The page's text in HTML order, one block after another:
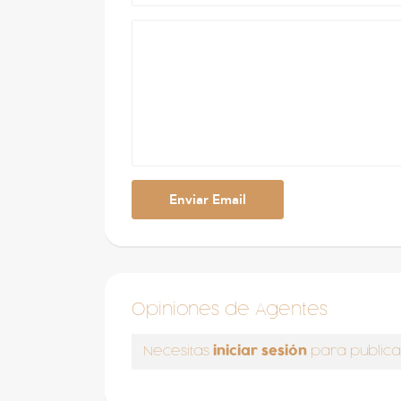
Opiniones de Agentes
Necesitas iniciar sesión para